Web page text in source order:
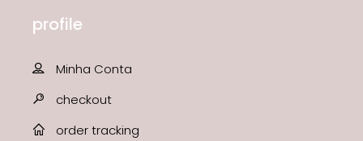
profile
Minha Conta
checkout
order tracking